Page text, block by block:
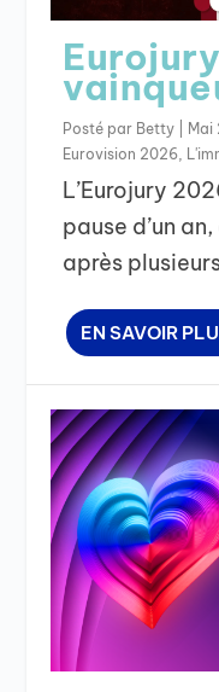
Posté par Betty Mai
Eurovision 2026
L’Eurojury
pause d’un
après
EN SAVOIR